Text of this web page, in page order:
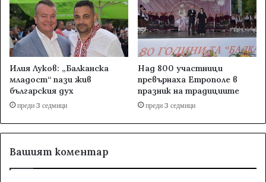
Илия Луков: „Балканска
младост“ пази жив
българския дух
преди 3 седмици
Над 800 участници
превърнаха Етрополе в
празник на традициите
преди 3 седмици
Вашият коментар